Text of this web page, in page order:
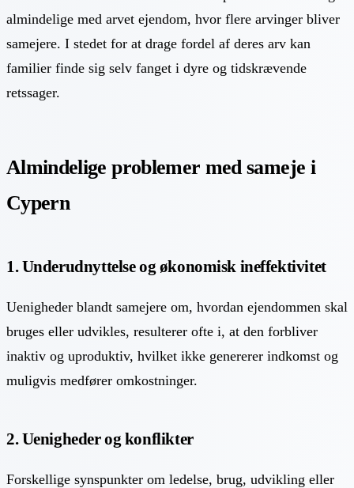
almindelige med arvet ejendom, hvor flere arvinger bliver
samejere. I stedet for at drage fordel af deres arv kan
familier finde sig selv fanget i dyre og tidskrævende
retssager.
Almindelige problemer med sameje i
Cypern
1. Underudnyttelse og økonomisk ineffektivitet
Uenigheder blandt samejere om, hvordan ejendommen skal
bruges eller udvikles, resulterer ofte i, at den forbliver
inaktiv og uproduktiv, hvilket ikke genererer indkomst og
muligvis medfører omkostninger.
2. Uenigheder og konflikter
Forskellige synspunkter om ledelse, brug, udvikling eller